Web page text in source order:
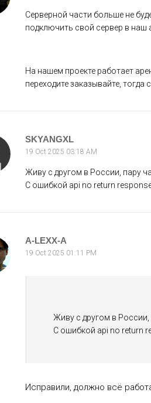
Серверной части больше не
подключить свой сервер в наш
На нашем проекте работает
переходите заказывайте, тогда
SKYANGXL
19 Oct 2025 03:18 AM
Живу с другом в России, пару
С ошибкой api no return
A-LEXX-A
19 Oct 2025 01:11 PM
Живу с другом в
С ошибкой api no return
Исправили, должно всё